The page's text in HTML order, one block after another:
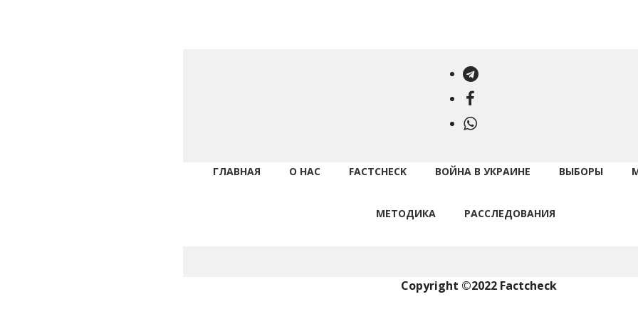
Telegram
Facebook
WhatsApp
ГЛАВНАЯ О НАС FACTCHECK ВОЙНА В УКРАИНЕ ВЫБОРЫ
МЕТОДИКА РАССЛЕДОВАНИЯ
Copyright ©2022 Factcheck